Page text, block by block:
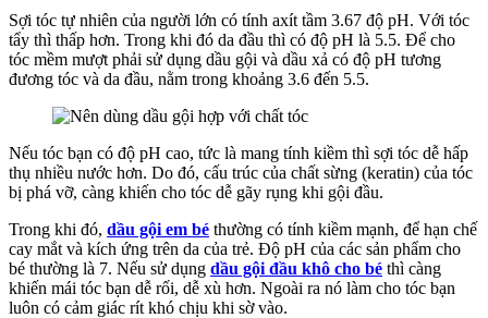
Sợi tóc tự nhiên của người lớn có tính axít tầm 3.67 độ pH. Với tóc
tẩy thì thấp hơn. Trong khi đó da đầu thì có độ pH là 5.5. Để cho
tóc mềm mượt phải sử dụng dầu gội và dầu xả có độ pH tương
đương tóc và da đầu, nằm trong khoảng 3.6 đến 5.5.
Nếu tóc bạn có độ pH cao, tức là mang tính kiềm thì sợi tóc dễ hấp
thụ nhiều nước hơn. Do đó, cấu trúc của chất sừng (keratin) của tóc
bị phá vỡ, càng khiến cho tóc dễ gãy rụng khi gội đầu.
Trong khi đó, dầu gội em bé thường có tính kiềm mạnh, để hạn chế
cay mắt và kích ứng trên da của trẻ. Độ pH của các sản phẩm cho
bé thường là 7. Nếu sử dụng dầu gội đầu khô cho bé thì càng
khiến mái tóc bạn dễ rối, dễ xù hơn. Ngoài ra nó làm cho tóc bạn
luôn có cảm giác rít khó chịu khi sờ vào.